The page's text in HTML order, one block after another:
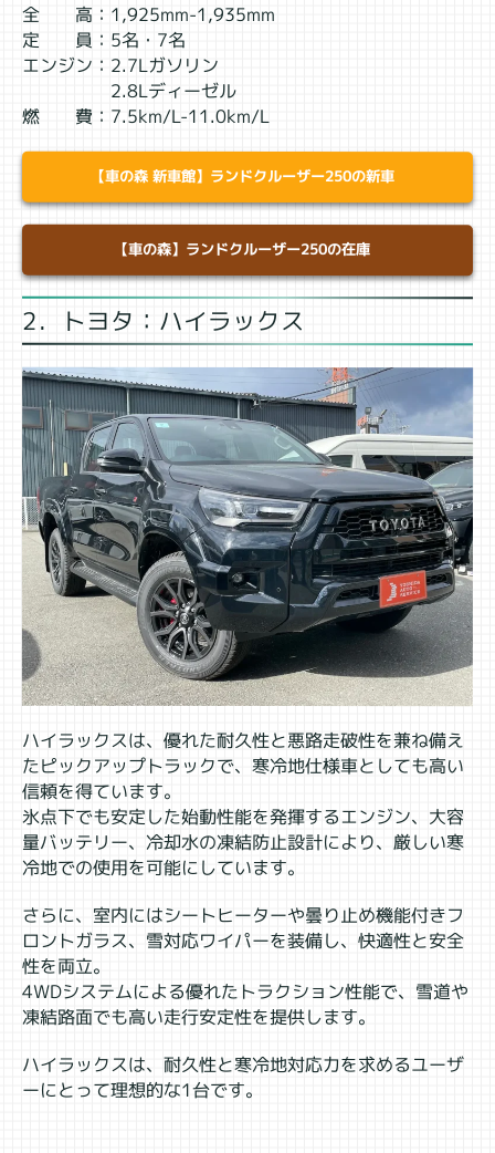
全 高：1,925mm-1,935mm
定 員：5名・7名
エンジン：2.7Lガソリン
2.8Lディーゼル
燃 費：7.5km/L-11.0km/L
【車の森 新車館】ランドクルーザー250の新車
【車の森】ランドクルーザー250の在庫
2．トヨタ：ハイラックス
ハイラックスは、優れた耐久性と悪路走破性を兼ね備え
たピックアップトラックで、寒冷地仕様車としても高い
信頼を得ています。
氷点下でも安定した始動性能を発揮するエンジン、大容
量バッテリー、冷却水の凍結防止設計により、厳しい寒
冷地での使用を可能にしています。
さらに、室内にはシートヒーターや曇り止め機能付きフ
ロントガラス、雪対応ワイパーを装備し、快適性と安全
性を両立。
4WDシステムによる優れたトラクション性能で、雪道や
凍結路面でも高い走行安定性を提供します。
ハイラックスは、耐久性と寒冷地対応力を求めるユーザ
ーにとって理想的な1台です。